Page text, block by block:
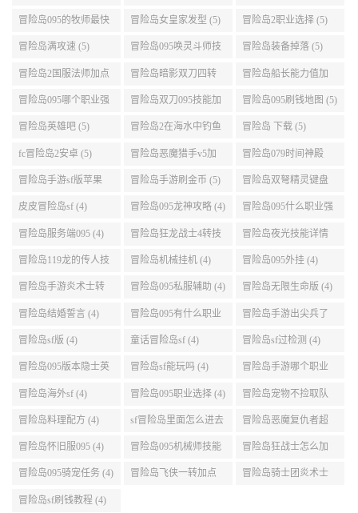
冒险岛095的牧师最快
升级路线 (5)
冒险岛女皇家发型 (5) 冒险岛2职业选择 (5)
冒险岛满攻速 (5) 冒险岛095唤灵斗师技
能介绍 (5)
冒险岛装备掉落 (5)
冒险岛2国服法师加点
(5)
冒险岛暗影双刀四转
任务 (5)
冒险岛船长能力值加
点 (5)
冒险岛095哪个职业强
势 (5)
冒险岛双刀095技能加
点 (5)
冒险岛095刷钱地图 (5)
冒险岛英雄吧 (5) 冒险岛2在海水中钓鱼
(5)
冒险岛 下载 (5)
fc冒险岛2安卓 (5) 冒险岛恶魔猎手v5加
点 (5)
冒险岛079时间神殿
999任务 (5)
冒险岛手游sf版苹果
(5)
冒险岛手游刷金币 (5) 冒险岛双弩精灵键盘
设置 (5)
皮皮冒险岛sf (4) 冒险岛095龙神攻略 (4) 冒险岛095什么职业强
(4)
冒险岛服务端095 (4) 冒险岛狂龙战士4转技
能加点 (4)
冒险岛夜光技能详情
(4)
冒险岛119龙的传人技
能加点 (4)
冒险岛机械挂机 (4) 冒险岛095外挂 (4)
冒险岛手游炎术士转
职 (4)
冒险岛095私服辅助 (4) 冒险岛无限生命版 (4)
冒险岛结婚誓言 (4) 冒险岛095有什么职业
(4)
冒险岛手游出尖兵了
吗 (4)
冒险岛sf版 (4) 童话冒险岛sf (4) 冒险岛sf过检测 (4)
冒险岛095版本隐士英
雄后期玩哪个好 (4)
冒险岛sf能玩吗 (4) 冒险岛手游哪个职业
厉害 (4)
冒险岛海外sf (4) 冒险岛095职业选择 (4) 冒险岛宠物不捡取队
友的东西 (4)
冒险岛料理配方 (4) sf冒险岛里面怎么进去
打扎昆啊 (4)
冒险岛恶魔复仇者超
级技能 (4)
冒险岛怀旧服095 (4) 冒险岛095机械师技能
(4)
冒险岛狂战士怎么加
点 (4)
冒险岛095骑宠任务 (4) 冒险岛飞侠一转加点 冒险岛骑士团炎术士
冒险岛sf刷钱教程 (4)